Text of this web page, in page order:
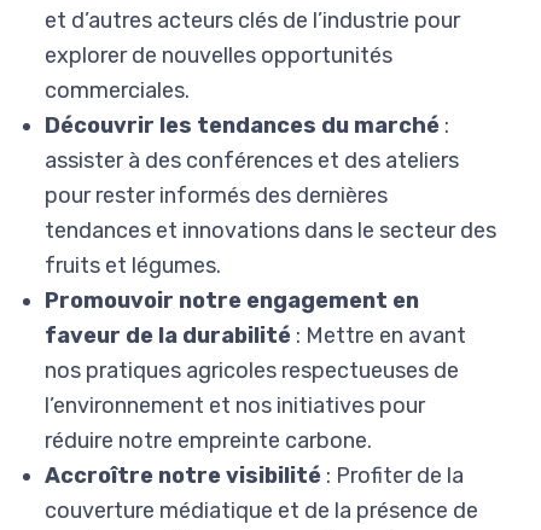
et d’autres acteurs clés de l’industrie pour
explorer de nouvelles opportunités
commerciales.
Découvrir les tendances du marché :
assister à des conférences et des ateliers
pour rester informés des dernières
tendances et innovations dans le secteur des
fruits et légumes.
Promouvoir notre engagement en
faveur de la durabilité : Mettre en avant
nos pratiques agricoles respectueuses de
l’environnement et nos initiatives pour
réduire notre empreinte carbone.
Accroître notre visibilité : Profiter de la
couverture médiatique et de la présence de